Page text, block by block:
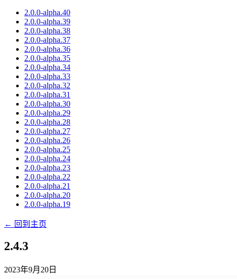
2.0.0-alpha.40
2.0.0-alpha.39
2.0.0-alpha.38
2.0.0-alpha.37
2.0.0-alpha.36
2.0.0-alpha.35
2.0.0-alpha.34
2.0.0-alpha.33
2.0.0-alpha.32
2.0.0-alpha.31
2.0.0-alpha.30
2.0.0-alpha.29
2.0.0-alpha.28
2.0.0-alpha.27
2.0.0-alpha.26
2.0.0-alpha.25
2.0.0-alpha.24
2.0.0-alpha.23
2.0.0-alpha.22
2.0.0-alpha.21
2.0.0-alpha.20
2.0.0-alpha.19
← 回到主页
2.4.3
2023年9月20日